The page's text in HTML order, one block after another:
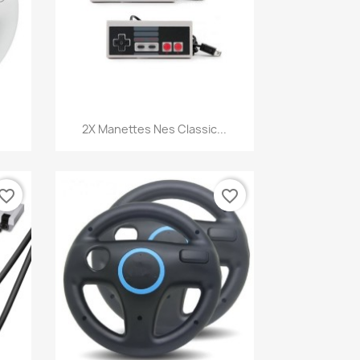
Aperçu rapide
2X Manettes Nes Classic...
favorite_border